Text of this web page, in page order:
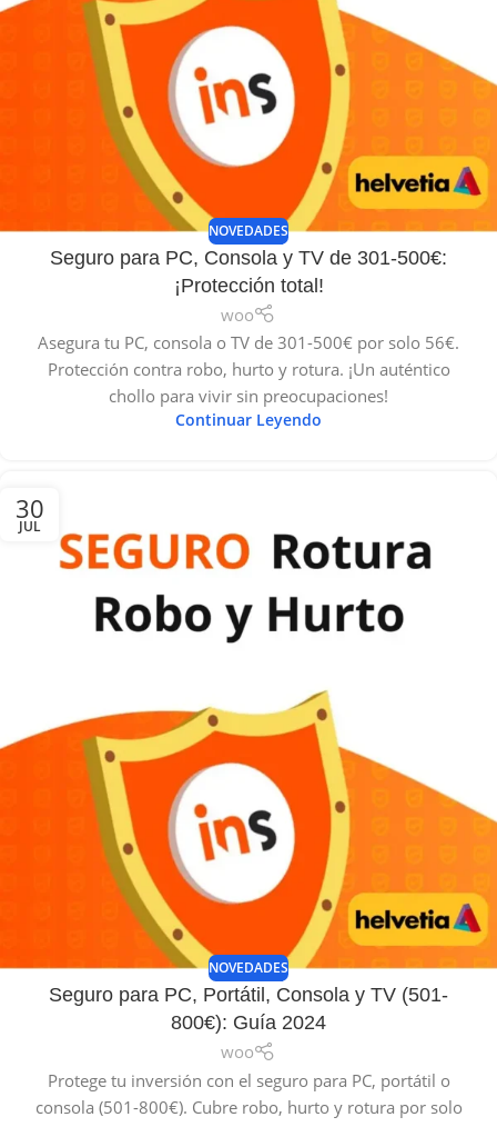
NOVEDADES
Seguro para PC, Consola y TV de 301-500€:
¡Protección total!
woo
Asegura tu PC, consola o TV de 301-500€ por solo 56€.
Protección contra robo, hurto y rotura. ¡Un auténtico
chollo para vivir sin preocupaciones!
Continuar Leyendo
30
JUL
NOVEDADES
Seguro para PC, Portátil, Consola y TV (501-
800€): Guía 2024
woo
Protege tu inversión con el seguro para PC, portátil o
consola (501-800€). Cubre robo, hurto y rotura por solo